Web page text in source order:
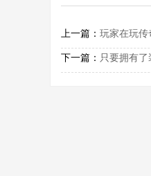
上一篇： 玩家在玩传
下一篇： 只要拥有